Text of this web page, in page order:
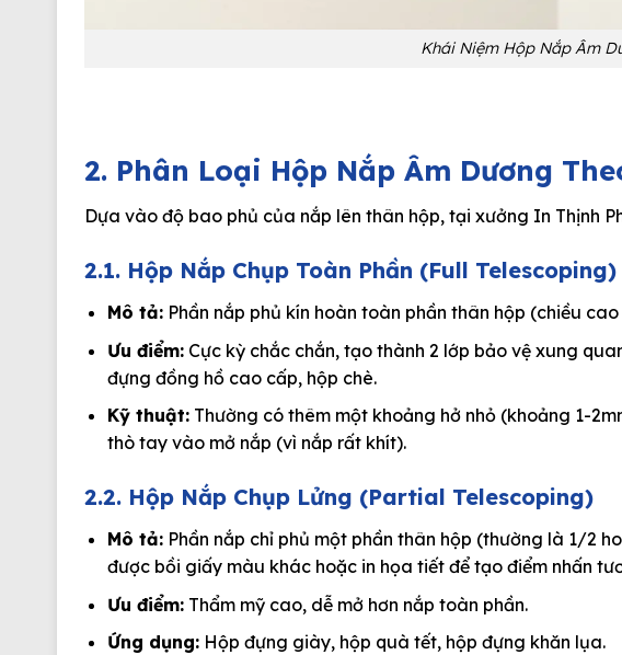
Khái Niệm Hộp Nắp Âm
2. Phân Loại Hộp Nắp Âm Dương
Dựa vào độ bao phủ của nắp lên thân hộp, tại xưởng In Thịnh
2.1. Hộp Nắp Chụp Toàn Phần (Full Telescoping)
Mô tả:Phần nắp phủ kín hoàn toàn phần thân hộp (chiều
Ưu điểm:Cực kỳ chắc chắn, tạo thành 2 lớp bảo vệ xung
đựng đồng hồ cao cấp, hộp chè.
Kỹ thuật:Thường có thêm một khoảng hở nhỏ (khoảng 1-
thò tay vào mở nắp (vì nắp rất khít).
2.2. Hộp Nắp Chụp Lửng (Partial Telescoping)
Mô tả:Phần nắp chỉ phủ một phần thân hộp (thường là 1/2
được bồi giấy màu khác hoặc in họa tiết để tạo điểm nhấn
Ưu điểm:Thẩm mỹ cao, dễ mở hơn nắp toàn phần.
Ứng dụng:Hộp đựng giày, hộp quà tết, hộp đựng khăn lụa.